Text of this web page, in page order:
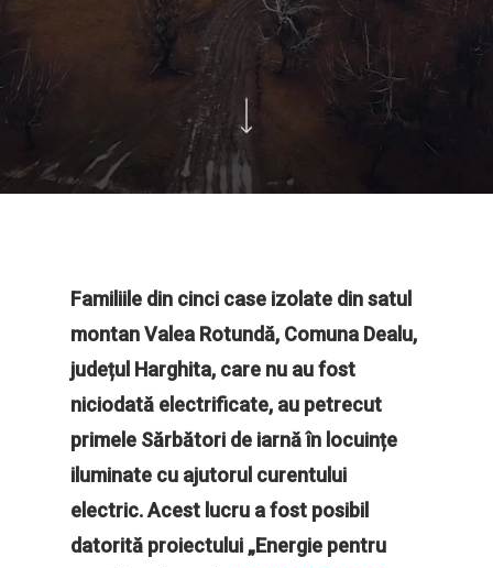
Familiile din cinci case izolate din satul
montan Valea Rotundă, Comuna Dealu,
județul Harghita, care nu au fost
niciodată electrificate, au petrecut
primele Sărbători de iarnă în locuințe
iluminate cu ajutorul curentului
electric. Acest lucru a fost posibil
datorită proiectului „Energie pentru